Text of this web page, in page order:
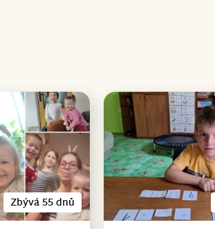
Zbývá 55 dnů